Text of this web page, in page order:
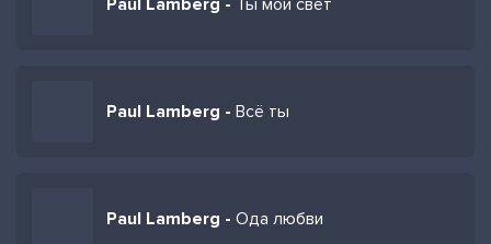
Paul Lamberg - Ты мой свет
Paul Lamberg - Всё ты
Paul Lamberg - Ода любви